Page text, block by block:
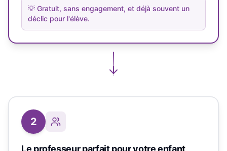
💡 Gratuit, sans engagement, et déjà souvent un
déclic pour l'élève.
2
Le professeur parfait pour votre enfant